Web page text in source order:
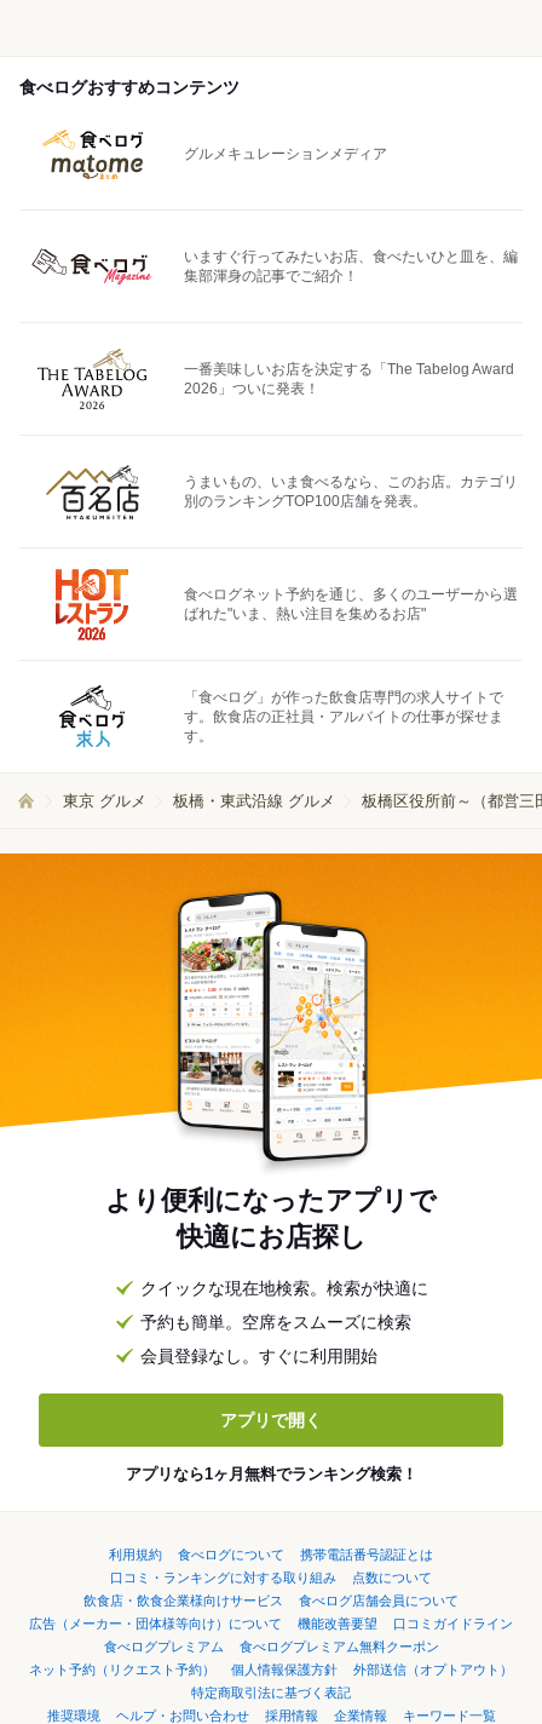
食べログおすすめコンテンツ
グルメキュレーションメディア
いますぐ行ってみたいお店、食べたいひと皿を、編
集部渾身の記事でご紹介！
一番美味しいお店を決定する「The Tabelog Award
2026」ついに発表！
うまいもの、いま食べるなら、このお店。カテゴリ
別のランキングTOP100店舗を発表。
食べログネット予約を通じ、多くのユーザーから選
ばれた"いま、熱い注目を集めるお店"
「食べログ」が作った飲食店専門の求人サイトで
す。飲食店の正社員・アルバイトの仕事が探せま
す。
東京 グルメ 板橋・東武沿線 グルメ 板橋区役所前～（都営三
より便利になったアプリで
快適にお店探し
クイックな現在地検索。検索が快適に
予約も簡単。空席をスムーズに検索
会員登録なし。すぐに利用開始
アプリで開く
アプリなら1ヶ月無料でランキング検索！
利用規約 食べログについて
携帯電話番号認証とは
口コミ・ランキングに対する取り組み
点数について
飲食店・飲食企業様向けサービス
食べログ店舗会員について
広告（メーカー・団体様等向け）について
機能改善要望
口コミガイドライン
食べログプレミアム
食べログプレミアム無料クーポン
ネット予約（リクエスト予約）
個人情報保護方針
外部送信（オプトアウト）
特定商取引法に基づく表記
推奨環境
ヘルプ・お問い合わせ 採用情報 企業情報 キーワード一覧